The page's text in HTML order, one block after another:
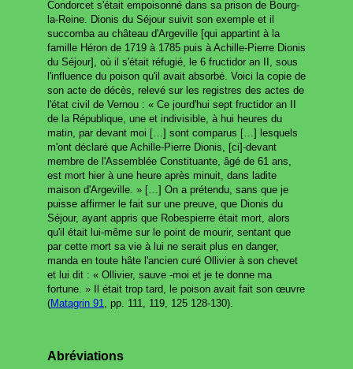
Condorcet s'était empoisonné dans sa prison de Bourg-
la-Reine. Dionis du Séjour suivit son exemple et il
succomba au château d'Argeville [qui appartint à la
famille Héron de 1719 à 1785 puis à Achille-Pierre Dionis
du Séjour], où il s'était réfugié, le 6 fructidor an II, sous
l'influence du poison qu'il avait absorbé. Voici la copie de
son acte de décès, relevé sur les registres des actes de
l'état civil de Vernou : « Ce jourd'hui sept fructidor an II
de la République, une et indivisible, à hui heures du
matin, par devant moi […] sont comparus […] lesquels
m'ont déclaré que Achille-Pierre Dionis, [ci]-devant
membre de l'Assemblée Constituante, âgé de 61 ans,
est mort hier à une heure après minuit, dans ladite
maison d'Argeville. » […] On a prétendu, sans que je
puisse affirmer le fait sur une preuve, que Dionis du
Séjour, ayant appris que Robespierre était mort, alors
qu'il était lui-même sur le point de mourir, sentant que
par cette mort sa vie à lui ne serait plus en danger,
manda en toute hâte l'ancien curé Ollivier à son chevet
et lui dit : « Ollivier, sauve -moi et je te donne ma
fortune. » Il était trop tard, le poison avait fait son œuvre
(Matagrin 91 , pp. 111, 119, 125 128-130).
Abréviations